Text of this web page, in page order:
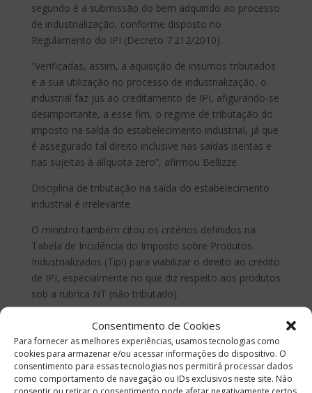
Consentimento de Cookies
Para fornecer as melhores experiências, usamos tecnologias como
cookies para armazenar e/ou acessar informações do dispositivo. O
consentimento para essas tecnologias nos permitirá processar dados
como comportamento de navegação ou IDs exclusivos neste site. Não
segundo é a submissão do bem adquirido ao processo
de industrialização, conforme disposto no
Regulamento do IPI (Decreto 7.212/2010).
“Verificadas, assim, a aquisição de insumos tributados
e a sua utilização no processo de industrialização, o
industrial faz jus ao creditamento de IPI, afigurando-se
desimportante, a esse fim, o regime de tributação do
imposto na saída do estabelecimento industrial, já que
é assegurado tal direito inclusive nas saídas isentas e
nas sujeitas à alíquota zero”, afirmou Bellizze.
Disciplina de tributação na saída do estabelecimento
industrial é irrelevante
O ministro também citou os critérios definidos na
Tabela de Incidência do Imposto sobre Produtos
Industrializados (Tipi) para viabilizar o direito ao crédito
de IPI, especialmente no que diz respeito aos produtos
sob a rubrica NT (não tributado).
Nessa categoria, prosseguiu, estão produtos excluídos
do campo de incidência do IPI, já que não são
resultantes de nenhum processo de industrialização; e
outros que, apesar de derivados do processo de
industrialização, por determinação constitucional, são